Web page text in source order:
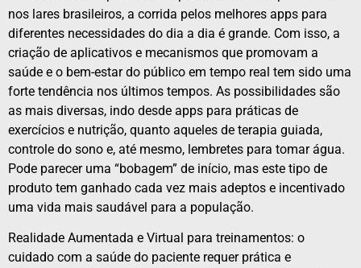
nos lares brasileiros, a corrida pelos melhores apps para
diferentes necessidades do dia a dia é grande. Com isso, a
criação de aplicativos e mecanismos que promovam a
saúde e o bem-estar do público em tempo real tem sido uma
forte tendência nos últimos tempos. As possibilidades são
as mais diversas, indo desde apps para práticas de
exercícios e nutrição, quanto aqueles de terapia guiada,
controle do sono e, até mesmo, lembretes para tomar água.
Pode parecer uma “bobagem” de início, mas este tipo de
produto tem ganhado cada vez mais adeptos e incentivado
uma vida mais saudável para a população.
Realidade Aumentada e Virtual para treinamentos: o
cuidado com a saúde do paciente requer prática e